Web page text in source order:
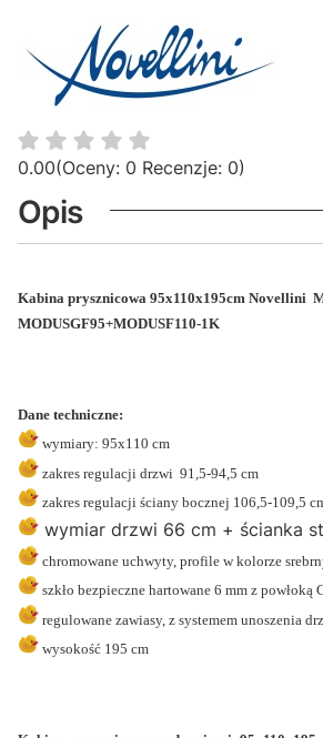
0.00(Oceny: 0 Recenzje: 0)
Opis
Kabina prysznicowa 95x110x195cm Novellini
MODUSGF95+MODUSF110-1K
Dane techniczne:
wymiary: 95x110 cm
zakres regulacji drzwi 91,5-94,5 cm
zakres regulacji ściany bocznej 106,5-109,5
wymiar drzwi 66 cm + ścianka
chromowane uchwyty, profile w kolorze
szkło bezpieczne hartowane 6 mm z powłoką
regulowane zawiasy, z systemem unoszenia
wysokość 195 cm